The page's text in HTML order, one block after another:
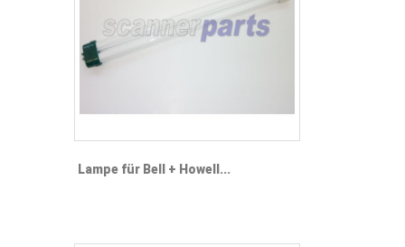
Lampe für Bell + Howell...